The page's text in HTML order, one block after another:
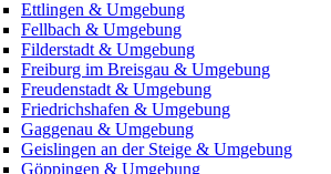
Ettlingen & Umgebung
Fellbach & Umgebung
Filderstadt & Umgebung
Freiburg im Breisgau & Umgebung
Freudenstadt & Umgebung
Friedrichshafen & Umgebung
Gaggenau & Umgebung
Geislingen an der Steige & Umgebung
Göppingen & Umgebung